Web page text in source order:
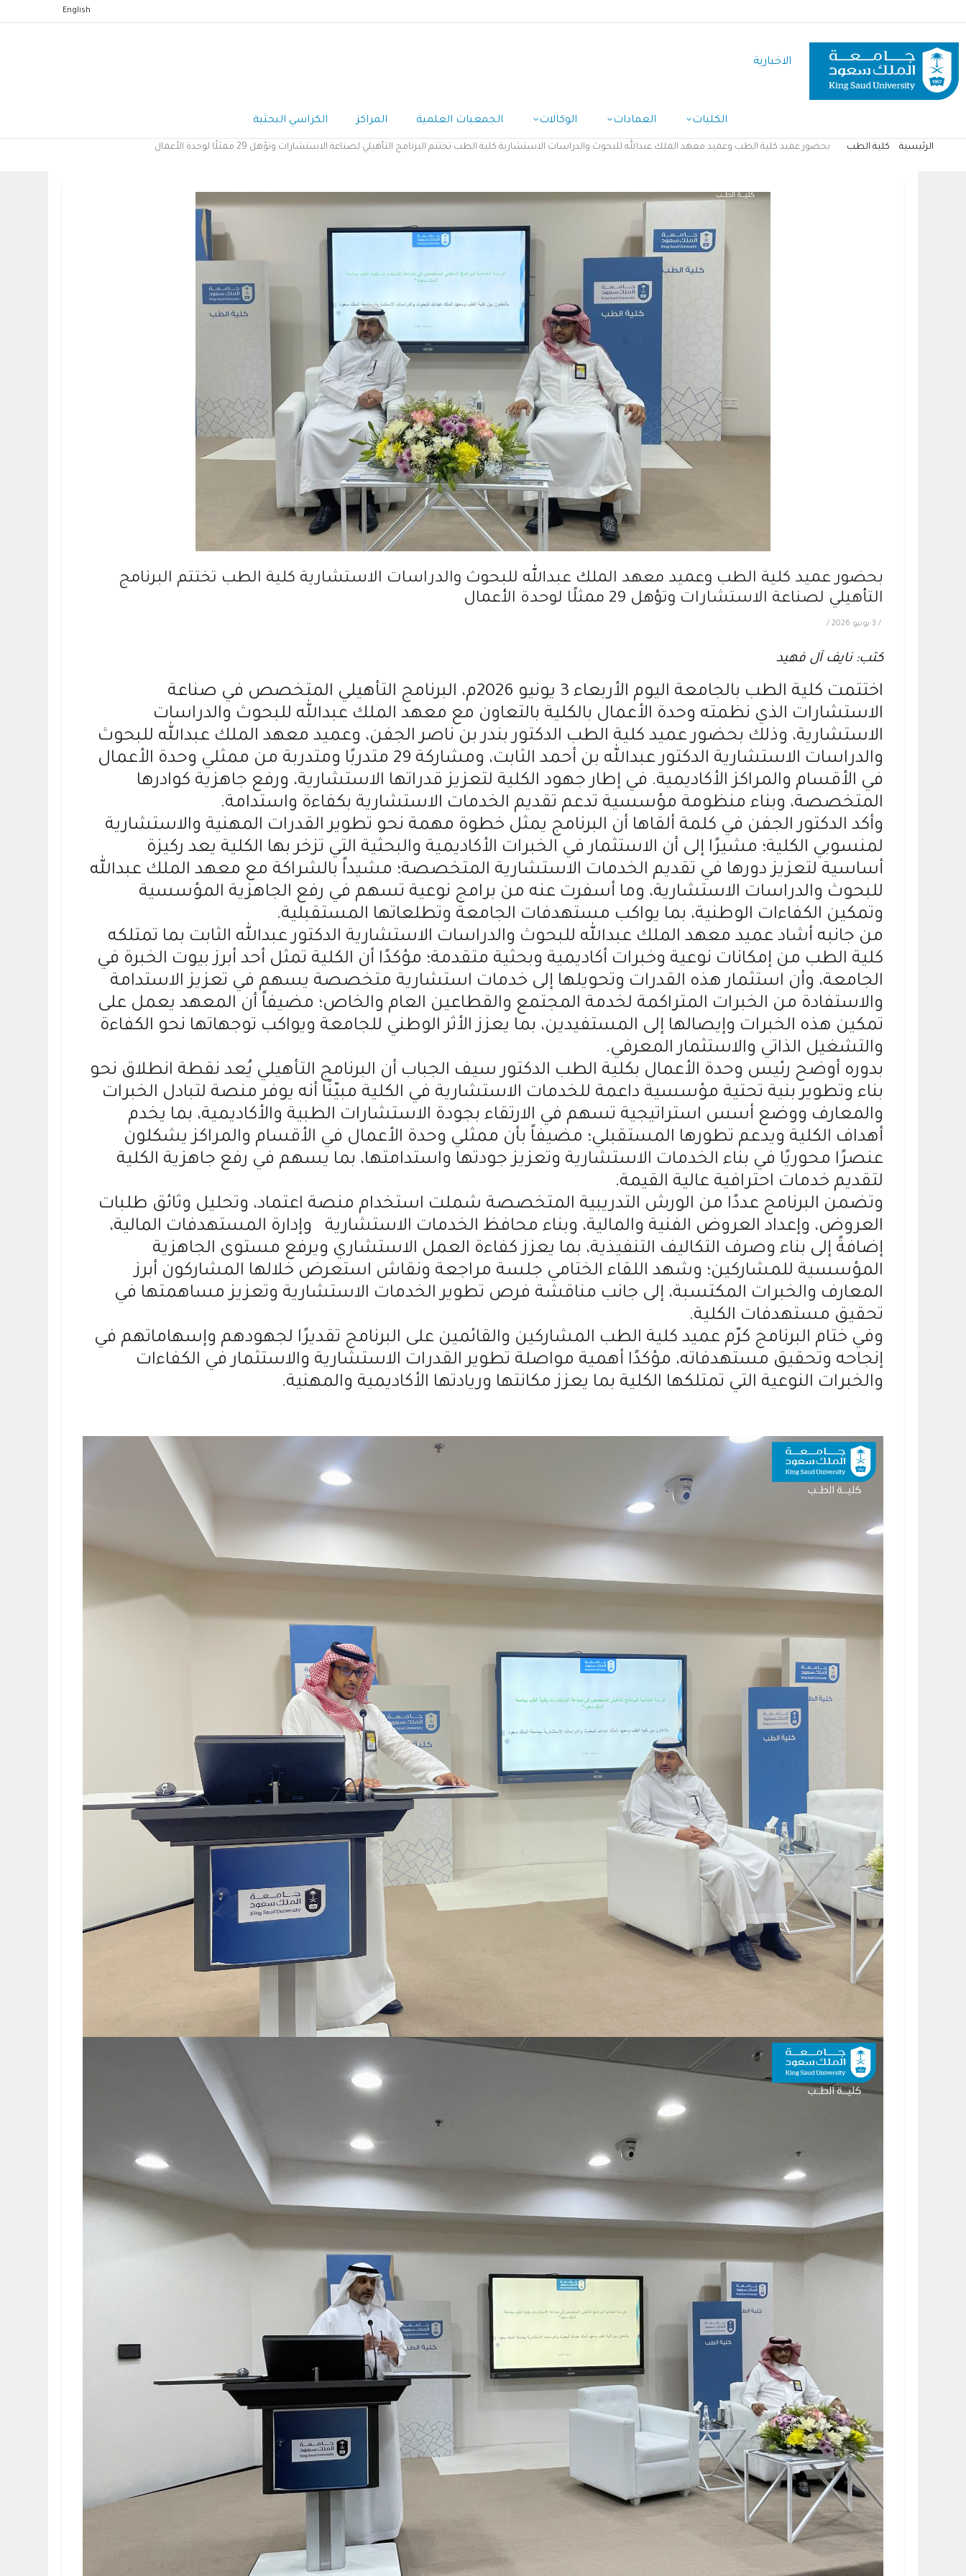
المحتوى
الرئيسي
English
الاخبارية
الكليات العمادات الوكالات الجمعيات العلمية المراكز الكراسي البحثية
الرئيسية كلية الطب بحضور عميد كلية الطب وعميد معهد الملك عبدالله للبحوث والدراسات الاستشارية كلية الطب تختتم البرنامج التأهيلي لصناعة الاستشارات وتؤهل 29 ممثلًا لوحدة الأعمال
بحضور عميد كلية الطب وعميد معهد الملك عبدالله للبحوث والدراسات الاستشارية كلية الطب تختتم البرنامج
التأهيلي لصناعة الاستشارات وتؤهل 29 ممثلًا لوحدة الأعمال
/ 3 يونيو 2026 /
كتب: نايف آل فهيد
اختتمت كلية الطب بالجامعة اليوم الأربعاء 3 يونيو 2026م، البرنامج التأهيلي المتخصص في صناعة
الاستشارات الذي نظمته وحدة الأعمال بالكلية بالتعاون مع معهد الملك عبدالله للبحوث والدراسات
الاستشارية، وذلك بحضور عميد كلية الطب الدكتور بندر بن ناصر الجفن، وعميد معهد الملك عبدالله للبحوث
والدراسات الاستشارية الدكتور عبدالله بن أحمد الثابت، ومشاركة 29 متدربًا ومتدربة من ممثلي وحدة الأعمال
في الأقسام والمراكز الأكاديمية. في إطار جهود الكلية لتعزيز قدراتها الاستشارية، ورفع جاهزية كوادرها
المتخصصة، وبناء منظومة مؤسسية تدعم تقديم الخدمات الاستشارية بكفاءة واستدامة.
وأكد الدكتور الجفن في كلمة ألقاها أن البرنامج يمثل خطوة مهمة نحو تطوير القدرات المهنية والاستشارية
لمنسوبي الكلية؛ مشيرًا إلى أن الاستثمار في الخبرات الأكاديمية والبحثية التي تزخر بها الكلية يعد ركيزة
أساسية لتعزيز دورها في تقديم الخدمات الاستشارية المتخصصة؛ مشيداً بالشراكة مع معهد الملك عبدالله
للبحوث والدراسات الاستشارية، وما أسفرت عنه من برامج نوعية تسهم في رفع الجاهزية المؤسسية
وتمكين الكفاءات الوطنية، بما يواكب مستهدفات الجامعة وتطلعاتها المستقبلية.
من جانبه أشاد عميد معهد الملك عبدالله للبحوث والدراسات الاستشارية الدكتور عبدالله الثابت بما تمتلكه
كلية الطب من إمكانات نوعية وخبرات أكاديمية وبحثية متقدمة؛ مؤكدًا أن الكلية تمثل أحد أبرز بيوت الخبرة في
الجامعة، وأن استثمار هذه القدرات وتحويلها إلى خدمات استشارية متخصصة يسهم في تعزيز الاستدامة
والاستفادة من الخبرات المتراكمة لخدمة المجتمع والقطاعين العام والخاص؛ مضيفاً أن المعهد يعمل على
تمكين هذه الخبرات وإيصالها إلى المستفيدين، بما يعزز الأثر الوطني للجامعة ويواكب توجهاتها نحو الكفاءة
والتشغيل الذاتي والاستثمار المعرفي.
بدوره أوضح رئيس وحدة الأعمال بكلية الطب الدكتور سيف الجباب أن البرنامج التأهيلي يُعد نقطة انطلاق نحو
بناء وتطوير بنية تحتية مؤسسية داعمة للخدمات الاستشارية في الكلية مبيّنًا أنه يوفر منصة لتبادل الخبرات
والمعارف ووضع أسس استراتيجية تسهم في الارتقاء بجودة الاستشارات الطبية والأكاديمية، بما يخدم
أهداف الكلية ويدعم تطورها المستقبلي؛ مضيفاً بأن ممثلي وحدة الأعمال في الأقسام والمراكز يشكلون
عنصرًا محوريًا في بناء الخدمات الاستشارية وتعزيز جودتها واستدامتها، بما يسهم في رفع جاهزية الكلية
لتقديم خدمات احترافية عالية القيمة.
وتضمن البرنامج عددًا من الورش التدريبية المتخصصة شملت استخدام منصة اعتماد، وتحليل وثائق طلبات
العروض، وإعداد العروض الفنية والمالية، وبناء محافظ الخدمات الاستشارية وإدارة المستهدفات المالية،
إضافةً إلى بناء وصرف التكاليف التنفيذية، بما يعزز كفاءة العمل الاستشاري ويرفع مستوى الجاهزية
المؤسسية للمشاركين؛ وشهد اللقاء الختامي جلسة مراجعة ونقاش استعرض خلالها المشاركون أبرز
المعارف والخبرات المكتسبة، إلى جانب مناقشة فرص تطوير الخدمات الاستشارية وتعزيز مساهمتها في
تحقيق مستهدفات الكلية.
وفي ختام البرنامج كرّم عميد كلية الطب المشاركين والقائمين على البرنامج تقديرًا لجهودهم وإسهاماتهم في
إنجاحه وتحقيق مستهدفاته، مؤكدًا أهمية مواصلة تطوير القدرات الاستشارية والاستثمار في الكفاءات
والخبرات النوعية التي تمتلكها الكلية بما يعزز مكانتها وريادتها الأكاديمية والمهنية.